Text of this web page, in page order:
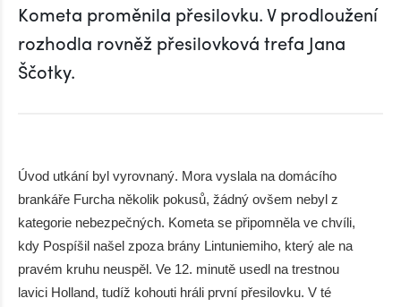
Kometa proměnila přesilovku. V prodloužení
rozhodla rovněž přesilovková trefa Jana
Ščotky.
Úvod utkání byl vyrovnaný. Mora vyslala na domácího
brankáře Furcha několik pokusů, žádný ovšem nebyl z
kategorie nebezpečných. Kometa se připomněla ve chvíli,
kdy Pospíšil našel zpoza brány Lintuniemiho, který ale na
pravém kruhu neuspěl. Ve 12. minutě usedl na trestnou
lavici Holland, tudíž kohouti hráli první přesilovku. V té